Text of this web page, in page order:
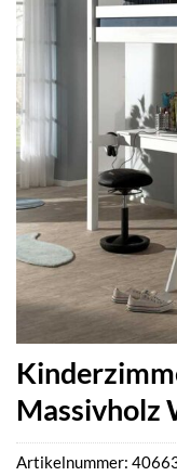
Massivholz
Artikelnummer: